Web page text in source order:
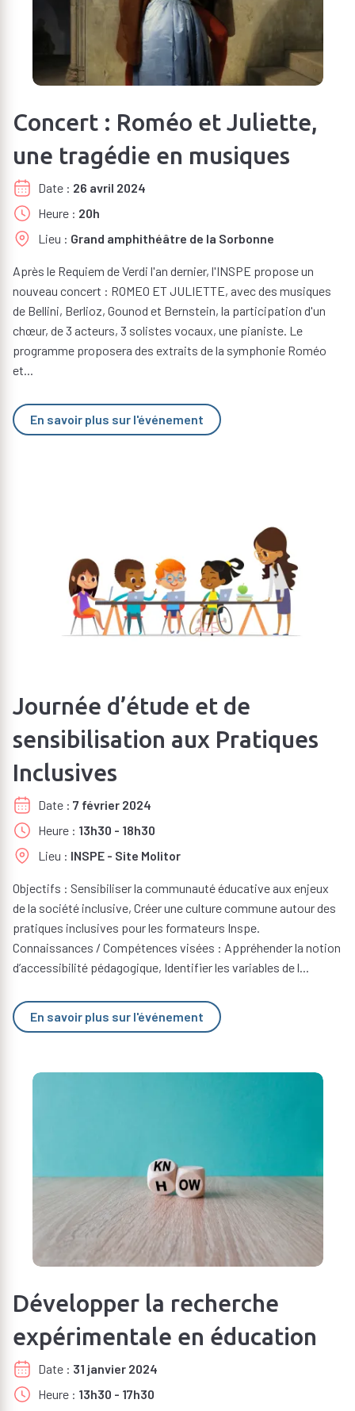
Concert : Roméo et Juliette,
une tragédie en musiques
Date
26 avril 2024
Heure
20h
Lieu
Grand amphithéâtre de la Sorbonne
Après le Requiem de Verdi l'an dernier, l'INSPE propose un
nouveau concert : ROMEO ET JULIETTE, avec des musiques
de Bellini, Berlioz, Gounod et Bernstein, la participation d'un
chœur, de 3 acteurs, 3 solistes vocaux, une pianiste. Le
programme proposera des extraits de la symphonie Roméo
et...
En savoir plus sur l'événement
Journée d’étude et de
sensibilisation aux Pratiques
Inclusives
Date
7 février 2024
Heure
13h30 - 18h30
Lieu
INSPE - Site Molitor
Objectifs : Sensibiliser la communauté éducative aux enjeux
de la société inclusive, Créer une culture commune autour des
pratiques inclusives pour les formateurs Inspe.
Connaissances / Compétences visées : Appréhender la notion
d’accessibilité pédagogique, Identifier les variables de l...
En savoir plus sur l'événement
Développer la recherche
expérimentale en éducation
Date
31 janvier 2024
Heure
13h30 - 17h30